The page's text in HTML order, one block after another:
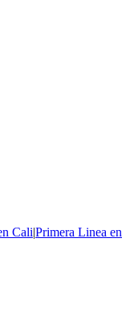
Cali|Primera Linea en